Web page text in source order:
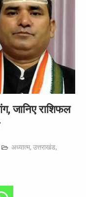
जानिए राशिफल
अध्यात्म, उत्तराखंड,